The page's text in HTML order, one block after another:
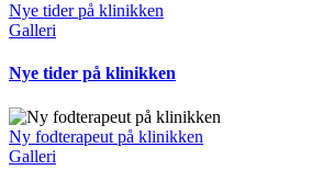
Nye tider på klinikken
Galleri
Nye tider på klinikken
Ny fodterapeut på klinikken
Galleri